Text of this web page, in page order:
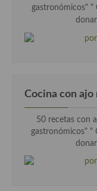
gastronómicos" "
Cocina con
50 recetas con
gastronómicos" "